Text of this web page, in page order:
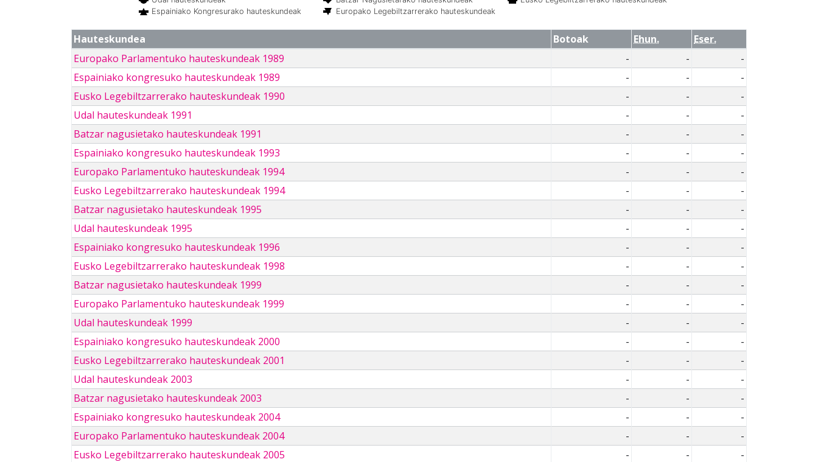
Espainiako Kongresurako hauteskundeak
Europako Legebiltzarrerako hauteskundeak
Hauteskundea Botoak Ehun.
Eser.
Europako Parlamentuko hauteskundeak 1989
- -
-
Espainiako kongresuko hauteskundeak 1989
- -
-
Eusko Legebiltzarrerako hauteskundeak 1990
- -
-
Udal hauteskundeak 1991
- -
-
Batzar nagusietako hauteskundeak 1991
- -
-
Espainiako kongresuko hauteskundeak 1993
- -
-
Europako Parlamentuko hauteskundeak 1994
- -
-
Eusko Legebiltzarrerako hauteskundeak 1994
- -
-
Batzar nagusietako hauteskundeak 1995
- -
-
Udal hauteskundeak 1995
- -
-
Espainiako kongresuko hauteskundeak 1996
- -
-
Eusko Legebiltzarrerako hauteskundeak 1998
- -
-
Batzar nagusietako hauteskundeak 1999
- -
-
Europako Parlamentuko hauteskundeak 1999
- -
-
Udal hauteskundeak 1999
- -
-
Espainiako kongresuko hauteskundeak 2000
- -
-
Eusko Legebiltzarrerako hauteskundeak 2001
- -
-
Udal hauteskundeak 2003
- -
-
Batzar nagusietako hauteskundeak 2003
- -
-
Espainiako kongresuko hauteskundeak 2004
- -
-
Europako Parlamentuko hauteskundeak 2004
- -
-
Eusko Legebiltzarrerako hauteskundeak 2005
- -
-